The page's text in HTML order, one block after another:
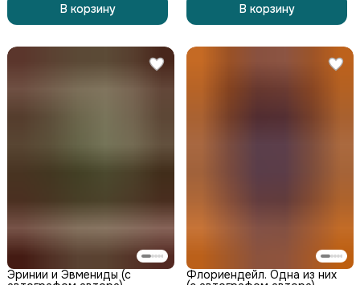
В корзину В корзину
Эринии и Эвмениды (с Флориендейл. Одна из них